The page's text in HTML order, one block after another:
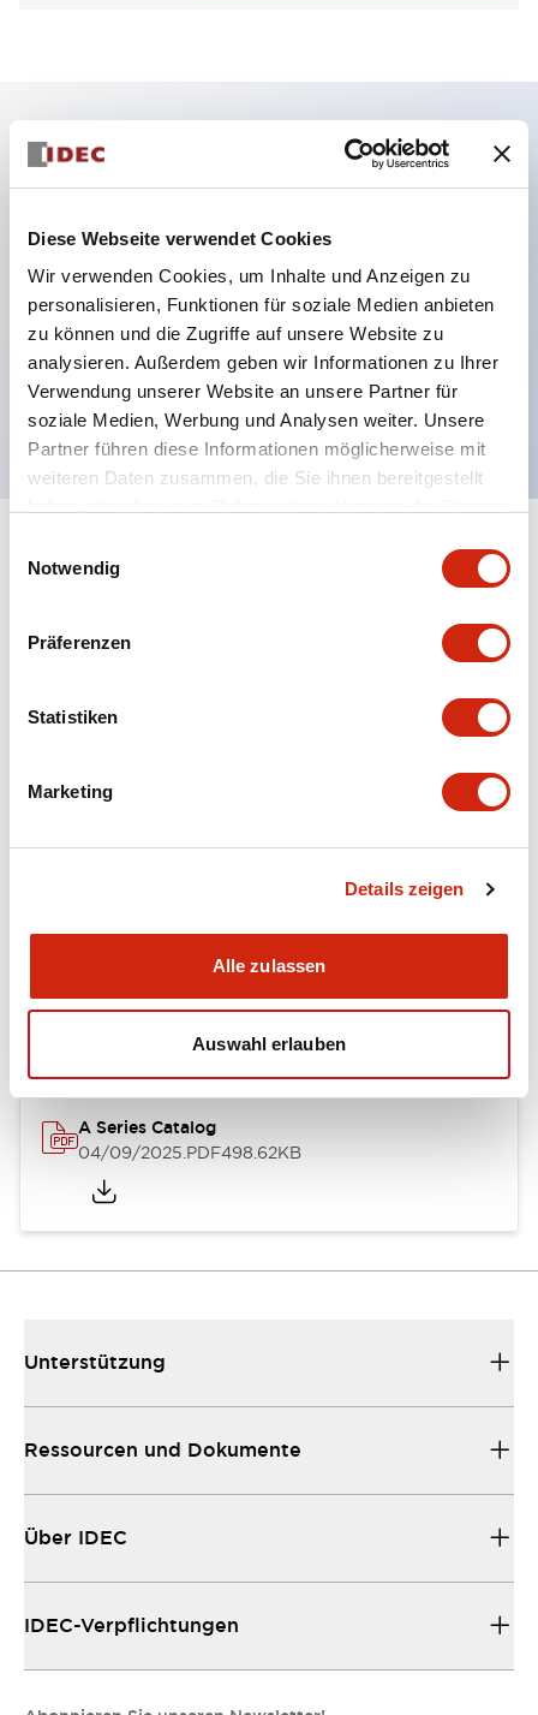
Diese Webseite verwendet Cookies
Wir verwenden Cookies, um Inhalte und Anzeigen zu
personalisieren, Funktionen für soziale Medien anbieten
zu können und die Zugriffe auf unsere Website zu
analysieren. Außerdem geben wir Informationen zu Ihrer
Verwendung unserer Website an unsere Partner für
soziale Medien, Werbung und Analysen weiter. Unsere
Partner führen diese Informationen möglicherweise mit
weiteren Daten zusammen, die Sie ihnen bereitgestellt
Notwendig
Präferenzen
Statistiken
Marketing
Details zeigen
Alle zulassen
Auswahl erlauben
Hauptmerkmale
Schutzart IP40 und IP65 komplett (IEC 60529)
Verbesserte Bedienbarkeit durch
Rückwärtsterminal-System, flache Anschlussfläche
einheitlich bei allen Serien mit einem Gehäuselänge
von 22 mm.
UL- und CSA-zertifiziert
Spezifikationen Alle erweitern+
Mounting and Installation Specifications
Dokumente und Dateien
A Series Catalog
04/09/2025.PDF498.62KB
Unterstützung
Ressourcen und Dokumente
Über IDEC
IDEC-Verpflichtungen